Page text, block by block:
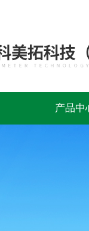
产品中